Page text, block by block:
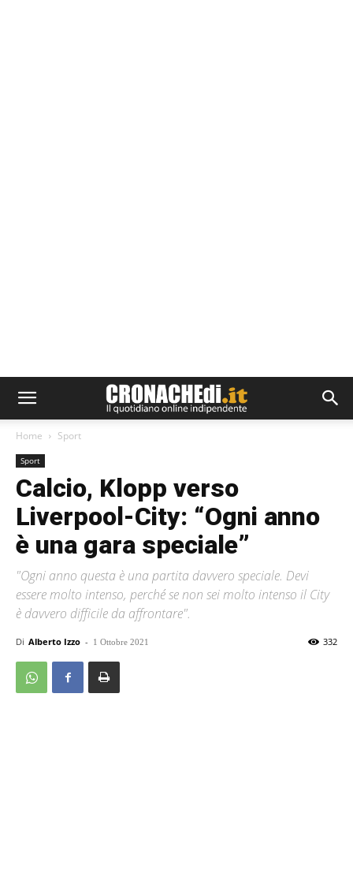
Home Sport
Sport
Calcio, Klopp verso
Liverpool-City: “Ogni anno
è una gara speciale”
"Ogni anno questa è una partita davvero speciale. Devi
essere molto intenso, perché se non sei molto intenso il City
è davvero difficile da affrontare".
Di Alberto Izzo - 1 Ottobre 2021 332